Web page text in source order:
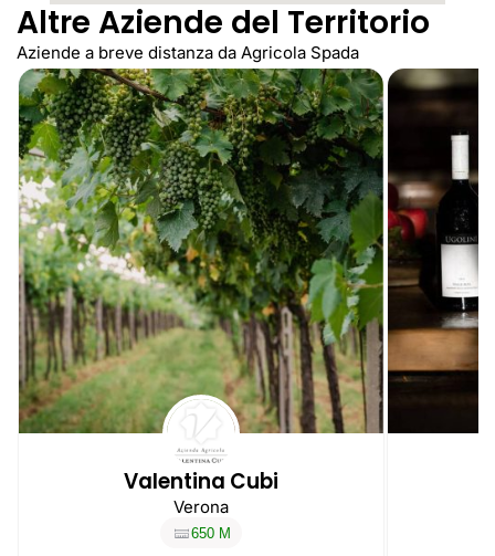
Altre Aziende del Territorio
Aziende a breve distanza da Agricola Spada
Valentina Cubi
Verona
650 M